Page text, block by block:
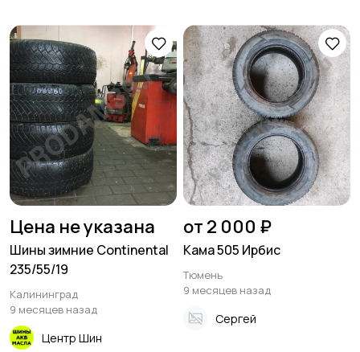
Цена не указана
Шины зимние Continental
235/55/19
Калининград
9 месяцев назад
Центр Шин
от 2 000 ₽
Кама 505 Ирбис
Тюмень
9 месяцев назад
Сергей